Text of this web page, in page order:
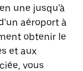
une jusqu'à
aéroport à
obtenir le
et aux
vous